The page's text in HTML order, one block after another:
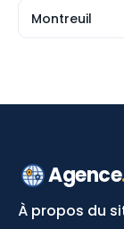
Montreuil
Agence
À propos du